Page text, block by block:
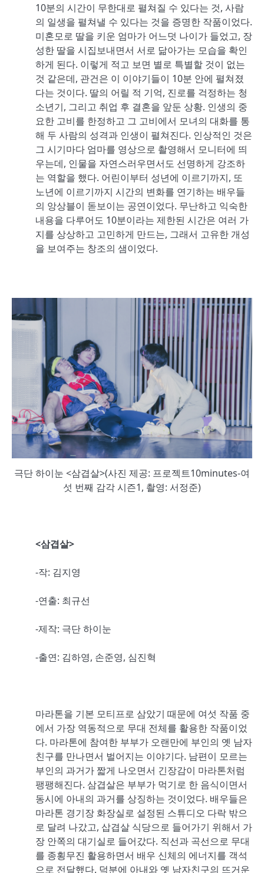
10분의 시간이 무한대로 펼쳐질 수 있다는 것, 사람
의 일생을 펼쳐낼 수 있다는 것을 증명한 작품이었다.
미혼모로 딸을 키운 엄마가 어느덧 나이가 들었고, 장
성한 딸을 시집보내면서 서로 닮아가는 모습을 확인
하게 된다. 이렇게 적고 보면 별로 특별할 것이 없는
것 같은데, 관건은 이 이야기들이 10분 안에 펼쳐졌
다는 것이다. 딸의 어릴 적 기억, 진로를 걱정하는 청
소년기, 그리고 취업 후 결혼을 앞둔 상황. 인생의 중
요한 고비를 한정하고 그 고비에서 모녀의 대화를 통
해 두 사람의 성격과 인생이 펼쳐진다. 인상적인 것은
그 시기마다 엄마를 영상으로 촬영해서 모니터에 띄
우는데, 인물을 자연스러우면서도 선명하게 강조하
는 역할을 했다. 어린이부터 성년에 이르기까지, 또
노년에 이르기까지 시간의 변화를 연기하는 배우들
의 앙상블이 돋보이는 공연이었다. 무난하고 익숙한
내용을 다루어도 10분이라는 제한된 시간은 여러 가
지를 상상하고 고민하게 만드는, 그래서 고유한 개성
을 보여주는 창조의 샘이었다.
극단 하이눈 <삼겹살>(사진 제공: 프로젝트10minutes-여
섯 번째 감각 시즌1, 촬영: 서정준)
<삼겹살>
-작: 김지영
-연출: 최규선
-제작: 극단 하이눈
-출연: 김하영, 손준영, 심진혁
마라톤을 기본 모티프로 삼았기 때문에 여섯 작품 중
에서 가장 역동적으로 무대 전체를 활용한 작품이었
다. 마라톤에 참여한 부부가 오랜만에 부인의 옛 남자
친구를 만나면서 벌어지는 이야기다. 남편이 모르는
부인의 과거가 짧게 나오면서 긴장감이 마라톤처럼
팽팽해진다. 삼겹살은 부부가 먹기로 한 음식이면서
동시에 아내의 과거를 상징하는 것이었다. 배우들은
마라톤 경기장 화장실로 설정된 스튜디오 다락 밖으
로 달려 나갔고, 삽겹살 식당으로 들어가기 위해서 가
장 안쪽의 대기실로 들어갔다. 직선과 곡선으로 무대
를 종횡무진 활용하면서 배우 신체의 에너지를 객석
으로 전달했다. 덕분에 아내와 옛 남자친구의 뜨거운